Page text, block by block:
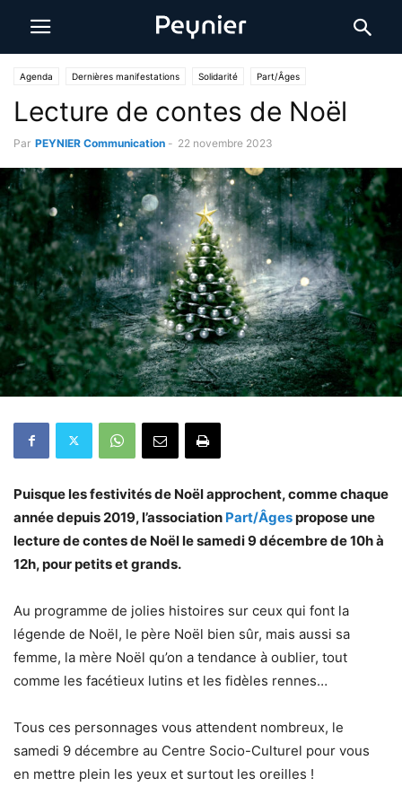
Agenda Dernières manifestations Solidarité Part/Âges
Lecture de contes de Noël
Par PEYNIER Communication - 22 novembre 2023
Puisque les festivités de Noël approchent, comme chaque
année depuis 2019, l’association Part/Âgespropose une
lecture de contes de Noël le samedi 9 décembre de 10h à
12h, pour petits et grands.
Au programme de jolies histoires sur ceux qui font la
légende de Noël, le père Noël bien sûr, mais aussi sa
femme, la mère Noël qu’on a tendance à oublier, tout
comme les facétieux lutins et les fidèles rennes…
Tous ces personnages vous attendent nombreux, le
samedi 9 décembre au Centre Socio-Culturel pour vous
en mettre plein les yeux et surtout les oreilles !